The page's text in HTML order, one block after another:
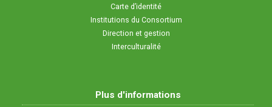
Carte d’identité
Institutions du Consortium
Direction et gestion
Interculturalité
Plus d'informations